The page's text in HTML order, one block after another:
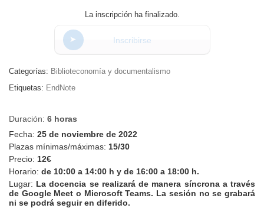
La inscripción ha finalizado.
Inscribirse
Categorías: Biblioteconomía y documentalismo
Etiquetas: EndNote
Duración: 6 horas
Fecha: 25 de noviembre de 2022
Plazas mínimas/máximas: 15/30
Precio: 12€
Horario: de 10:00 a 14:00 h y de 16:00 a 18:00 h.
Lugar: La docencia se realizará de manera síncrona a través
de Google Meet o Microsoft Teams. La sesión no se grabará
ni se podrá seguir en diferido.